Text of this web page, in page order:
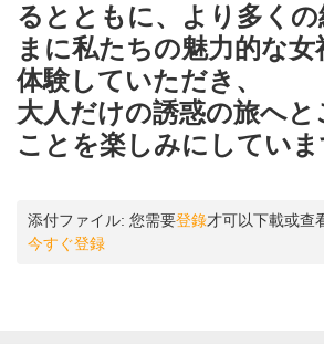
るとともに、より多くの
まに私たちの魅力的な
体験していただき、
大人だけの誘惑の旅へと
ことを楽しみにしてい
添付ファイル: 您需要登錄才可以下載或查
今すぐ登録